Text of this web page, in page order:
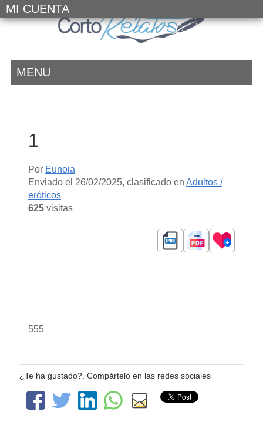
MI CUENTA
MENU
1
Por Eunoia
Enviado el 26/02/2025, clasificado en Adultos /
eróticos
625visitas
555
¿Te ha gustado?. Compártelo en las redes sociales